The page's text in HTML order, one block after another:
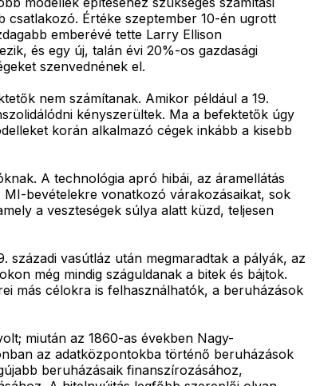
csatlakozó. Értéke szeptember 10-én ugrott
emberévé tette Larry Ellison
és egy új, talán évi 20%-os gazdasági
szenvednének el.
nem számítanak. Amikor például a 19.
kényszerültek. Ma a befektetők úgy
korán alkalmazó cégek inkább a kisebb
A technológia apró hibái, az áramellátás
MI-bevételekre vonatkozó várakozásaikat, sok
a veszteségek súlya alatt küzd, teljesen
századi vasútláz után megmaradtak a pályák, az
még mindig száguldanak a bitek és bájtok.
más célokra is felhasználhatók, a beruházások
miután az 1860-as években Nagy-
az adatközpontokba történő beruházások
beruházásaik finanszírozásához,